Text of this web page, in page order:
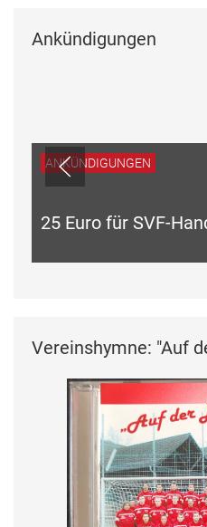
Ankündigungen
ANKÜNDIGUNGEN
25 Euro für SVF-
Vereinshymne: "Auf